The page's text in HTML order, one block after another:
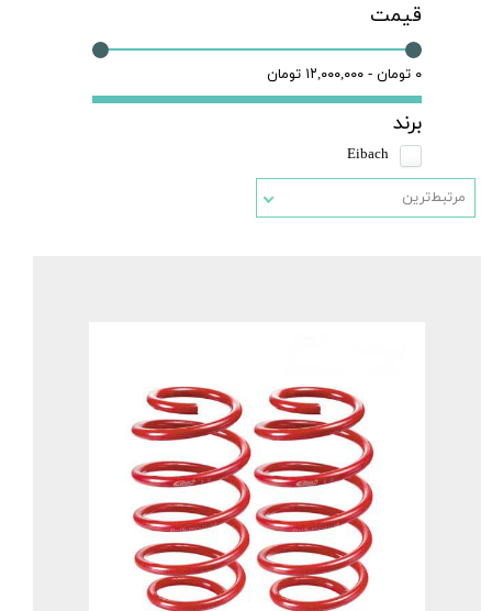
قیمت
۰ تومان - ۱۲,۰۰۰,۰۰۰ تومان
برند
Eibach
مرتبط‌ترین